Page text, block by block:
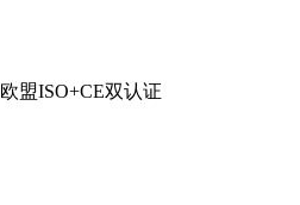
欧盟ISO+CE双认证